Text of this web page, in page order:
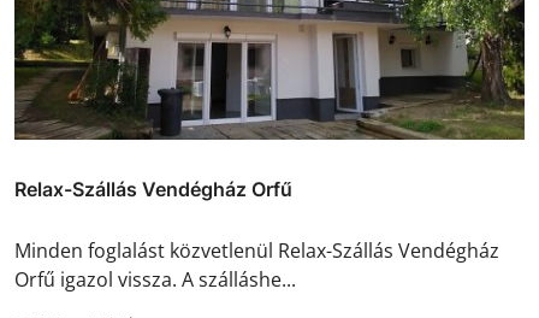
Relax-Szállás Vendégház Orfű
Minden foglalást közvetlenül Relax-Szállás Vendégház
Orfű igazol vissza. A szálláshe...